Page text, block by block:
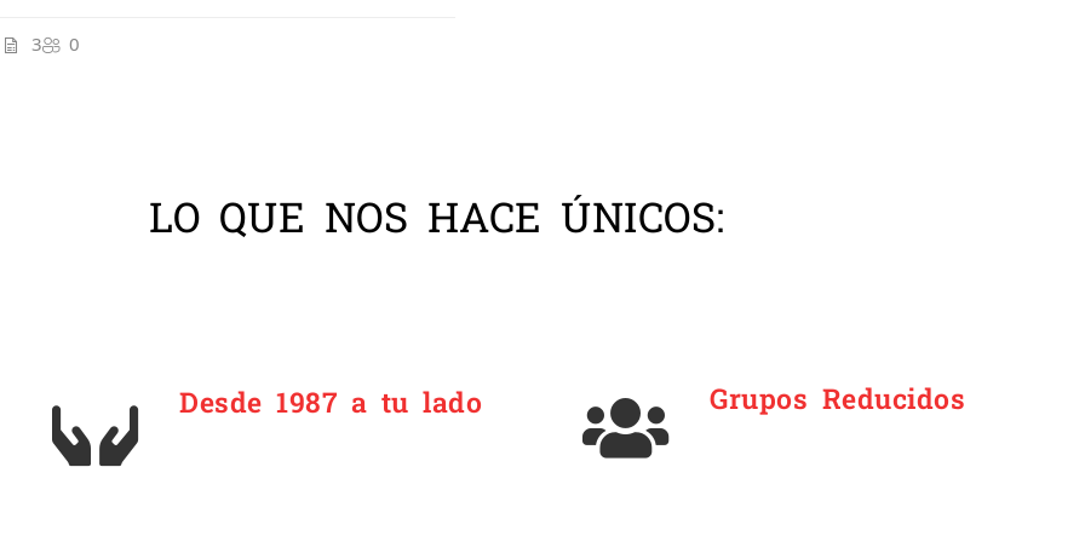
3 0
LO QUE NOS HACE ÚNICOS:
Desde 1987 a tu lado Grupos Reducidos